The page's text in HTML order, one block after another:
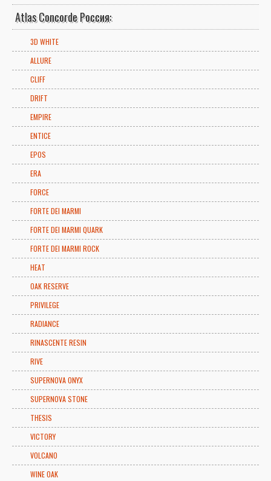
Atlas Concorde Россия:
3D WHITE
ALLURE
CLIFF
DRIFT
EMPIRE
ENTICE
EPOS
ERA
FORCE
FORTE DEI MARMI
FORTE DEI MARMI QUARK
FORTE DEI MARMI ROCK
HEAT
OAK RESERVE
PRIVILEGE
RADIANCE
RINASCENTE RESIN
RIVE
SUPERNOVA ONYX
SUPERNOVA STONE
THESIS
VICTORY
VOLCANO
WINE OAK